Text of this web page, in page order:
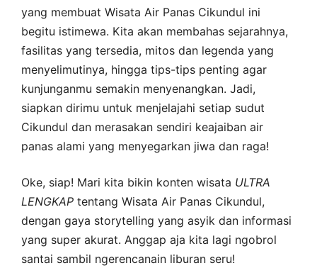
yang membuat Wisata Air Panas Cikundul ini
begitu istimewa. Kita akan membahas sejarahnya,
fasilitas yang tersedia, mitos dan legenda yang
menyelimutinya, hingga tips-tips penting agar
kunjunganmu semakin menyenangkan. Jadi,
siapkan dirimu untuk menjelajahi setiap sudut
Cikundul dan merasakan sendiri keajaiban air
panas alami yang menyegarkan jiwa dan raga!
Oke, siap! Mari kita bikin konten wisata ULTRA
LENGKAP tentang Wisata Air Panas Cikundul,
dengan gaya storytelling yang asyik dan informasi
yang super akurat. Anggap aja kita lagi ngobrol
santai sambil ngerencanain liburan seru!